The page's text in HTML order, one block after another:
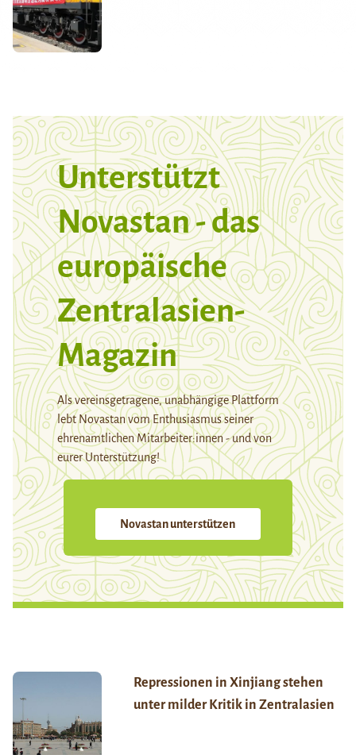
Unterstützt
Novastan - das
europäische
Zentralasien-
Magazin
Als vereinsgetragene, unabhängige Plattform
lebt Novastan vom Enthusiasmus seiner
ehrenamtlichen Mitarbeiter:innen - und von
eurer Unterstützung!
Novastan unterstützen
Repressionen in Xinjiang stehen
unter milder Kritik in Zentralasien